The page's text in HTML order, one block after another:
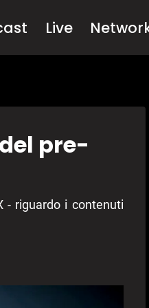
Live
pre-
- riguardo i contenuti